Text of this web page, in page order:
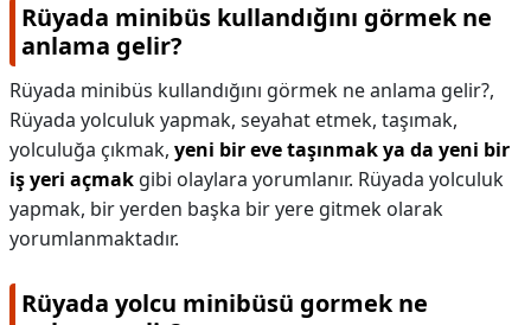
Rüyada minibüs kullandığını görmek ne
anlama gelir?
Rüyada minibüs kullandığını görmek ne anlama gelir?,
Rüyada yolculuk yapmak, seyahat etmek, taşımak,
yolculuğa çıkmak, yeni bir eve taşınmak ya da yeni bir
iş yeri açmak gibi olaylara yorumlanır. Rüyada yolculuk
yapmak, bir yerden başka bir yere gitmek olarak
yorumlanmaktadır.
Rüyada yolcu minibüsü gormek ne